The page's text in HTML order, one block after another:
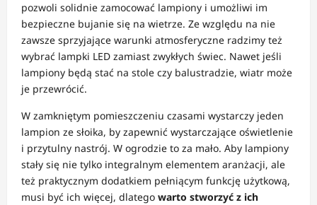
pozwoli solidnie zamocować lampiony i umożliwi im
bezpieczne bujanie się na wietrze. Ze względu na nie
zawsze sprzyjające warunki atmosferyczne radzimy też
wybrać lampki LED zamiast zwykłych świec. Nawet jeśli
lampiony będą stać na stole czy balustradzie, wiatr może
je przewrócić.
W zamkniętym pomieszczeniu czasami wystarczy jeden
lampion ze słoika, by zapewnić wystarczające oświetlenie
i przytulny nastrój. W ogrodzie to za mało. Aby lampiony
stały się nie tylko integralnym elementem aranżacji, ale
też praktycznym dodatkiem pełniącym funkcję użytkową,
musi być ich więcej, dlatego warto stworzyć z ich